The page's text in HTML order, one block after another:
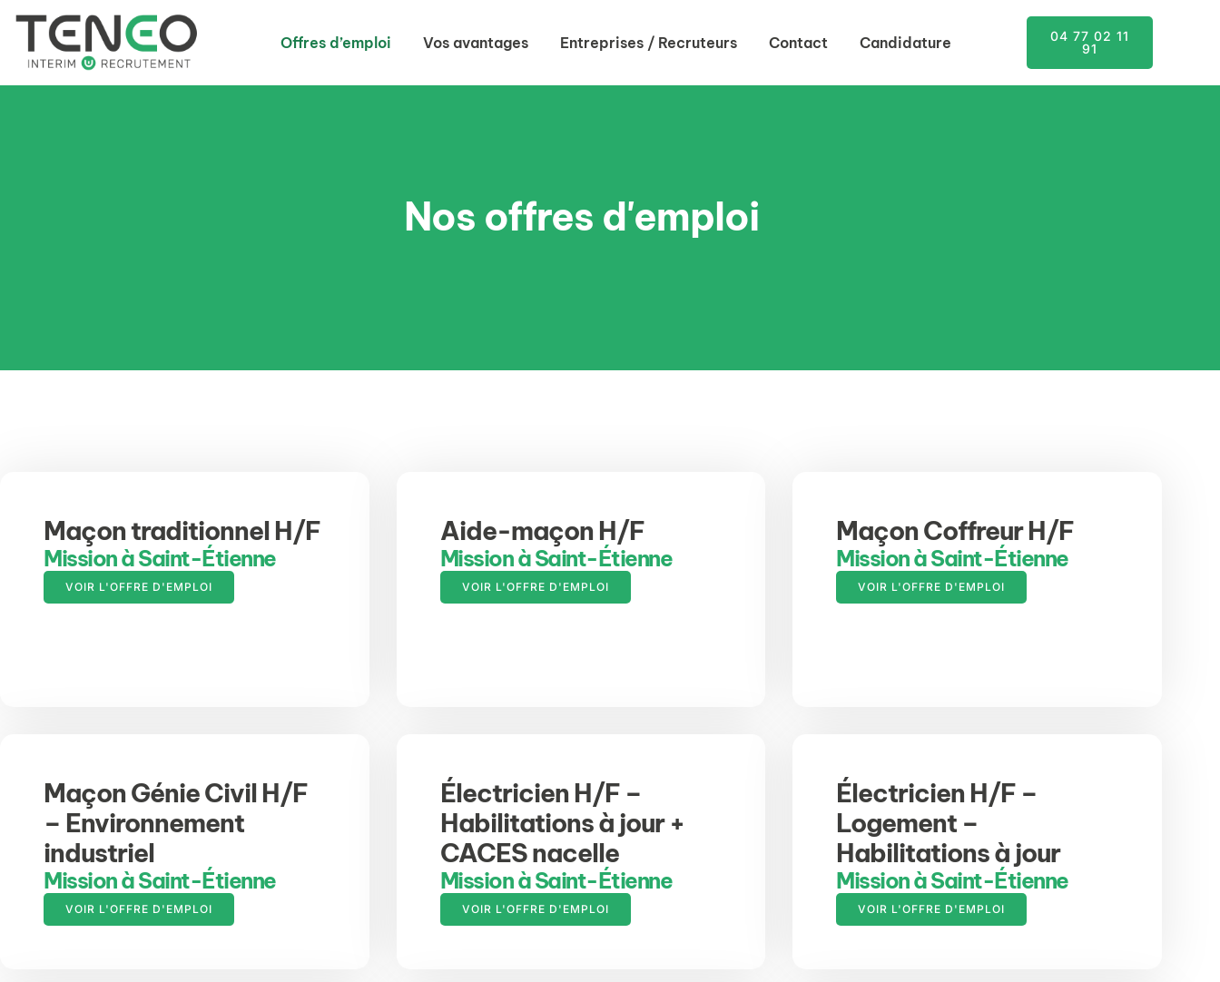
Offres d’emploi Vos avantages Entreprises / Recruteurs Contact Candidature
04 77 02 11
91
Nos offres d'emploi
Maçon traditionnel H/F
Mission à Saint-Étienne
VOIR L'OFFRE D'EMPLOI
Aide-maçon H/F
Mission à Saint-Étienne
VOIR L'OFFRE D'EMPLOI
Maçon Coffreur H/F
Mission à Saint-Étienne
VOIR L'OFFRE D'EMPLOI
Maçon Génie Civil H/F
– Environnement
industriel
Mission à Saint-Étienne
VOIR L'OFFRE D'EMPLOI
Électricien H/F –
Habilitations à jour +
CACES nacelle
Mission à Saint-Étienne
VOIR L'OFFRE D'EMPLOI
Électricien H/F –
Logement –
Habilitations à jour
Mission à Saint-Étienne
VOIR L'OFFRE D'EMPLOI